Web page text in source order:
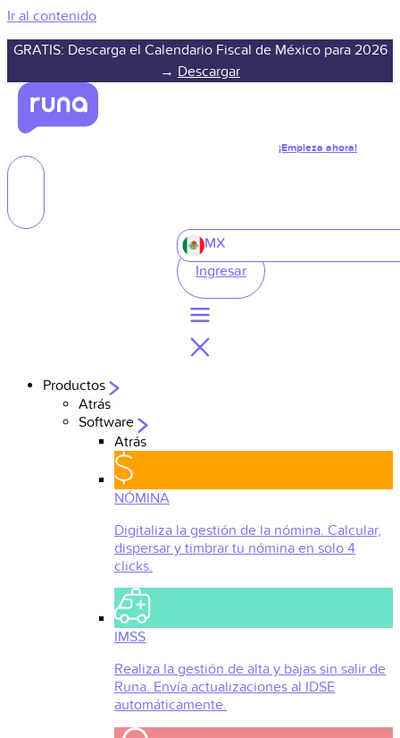
Ir al contenido
GRATIS: Descarga el Calendario Fiscal de México para 2026
→ Descargar
¡Empieza ahora!
MX
Ingresar
Productos
Atrás
Software
Atrás
NÓMINA
Digitaliza la gestión de la nómina. Calcular,
dispersar y timbrar tu nómina en solo 4
clicks.
IMSS
Realiza la gestión de alta y bajas sin salir de
Runa. Envía actualizaciones al IDSE
automáticamente.